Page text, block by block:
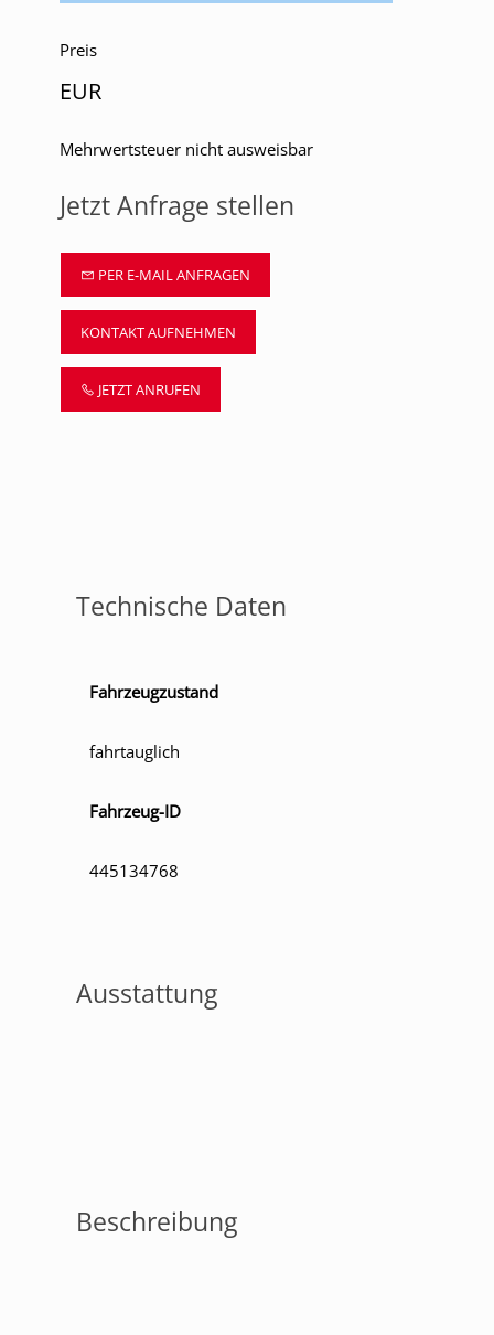
Preis
EUR
Mehrwertsteuer nicht ausweisbar
Jetzt Anfrage stellen
PER E-MAIL ANFRAGEN
KONTAKT AUFNEHMEN
JETZT ANRUFEN
Technische Daten
Fahrzeugzustand
fahrtauglich
Fahrzeug-ID
445134768
Ausstattung
Beschreibung